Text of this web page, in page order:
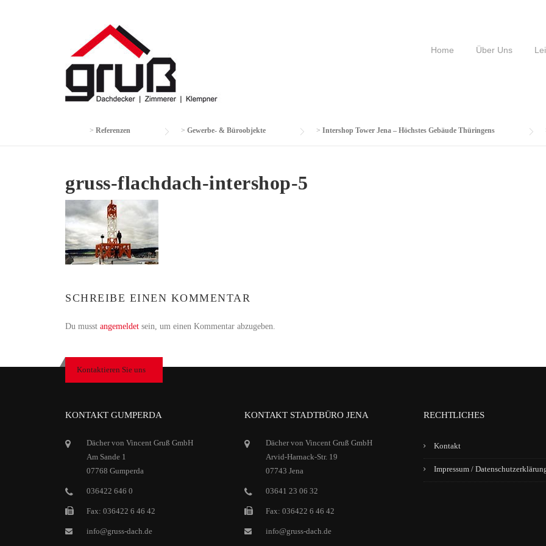
Home Über Uns
> Referenzen > Gewerbe- & Büroobjekte > Intershop Tower Jena – Höchstes Gebäude Thüringens
gruss-flachdach-intershop-5
SCHREIBE EINEN KOMMENTAR
Du musst angemeldet sein, um einen Kommentar abzugeben.
Kontaktieren Sie uns
KONTAKT GUMPERDA
Dächer von Vincent Gruß GmbH
Am Sande 1
07768 Gumperda
036422 646 0
Fax: 036422 6 46 42
info@gruss-dach.de
KONTAKT STADTBÜRO JENA
Dächer von Vincent Gruß GmbH
Arvid-Harnack-Str. 19
07743 Jena
03641 23 06 32
Fax: 036422 6 46 42
info@gruss-dach.de
RECHTLICHES
Kontakt
Impressum /